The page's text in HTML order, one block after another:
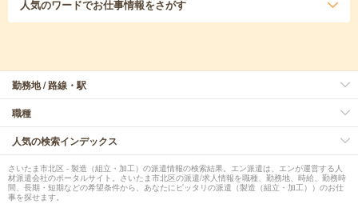
人気のワードでお仕事情報をさがす
勤務地 / 路線・駅
職種
人気の検索インデックス
さいたま市北区 - 製造（組立・加工）の派遣情報の検索結果。エン派遣は、エンが運営する人
材派遣会社のポータルサイト。さいたま市北区の派遣/求人情報を職種、勤務地、時給、勤務時
間、長期・短期などの希望条件から、あなたにピッタリの派遣（製造（組立・加工））のお仕
事を探せます。